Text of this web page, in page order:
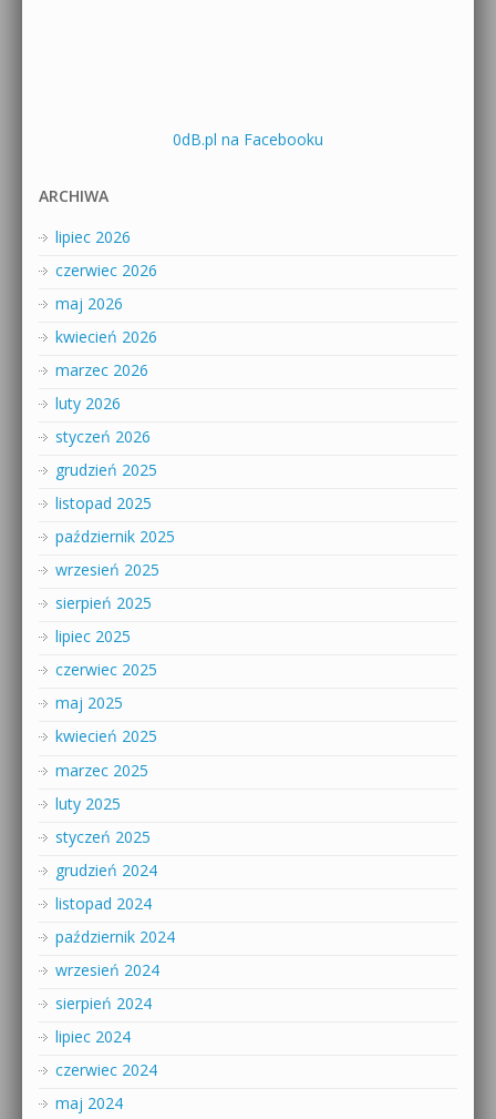
0dB.pl na Facebooku
ARCHIWA
lipiec 2026
czerwiec 2026
maj 2026
kwiecień 2026
marzec 2026
luty 2026
styczeń 2026
grudzień 2025
listopad 2025
październik 2025
wrzesień 2025
sierpień 2025
lipiec 2025
czerwiec 2025
maj 2025
kwiecień 2025
marzec 2025
luty 2025
styczeń 2025
grudzień 2024
listopad 2024
październik 2024
wrzesień 2024
sierpień 2024
lipiec 2024
czerwiec 2024
maj 2024